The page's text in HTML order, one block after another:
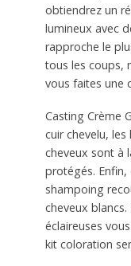
obtiendrez un
lumineux avec
rapproche le
tous les coups,
vous faites une
Casting Crème
cuir chevelu,
cheveux sont à
protégés. Enfin,
shampoing
cheveux
éclaireuses
kit coloration